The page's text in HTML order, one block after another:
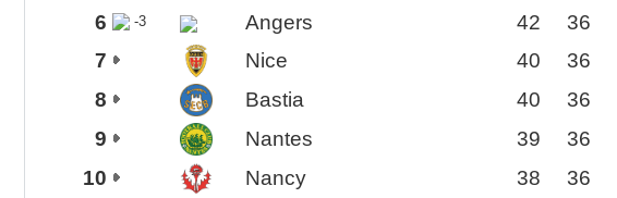
6
-3 Angers 42 36
7
Nice 40 36
8
Bastia 40 36
9
Nantes 39 36
10
Nancy 38 36